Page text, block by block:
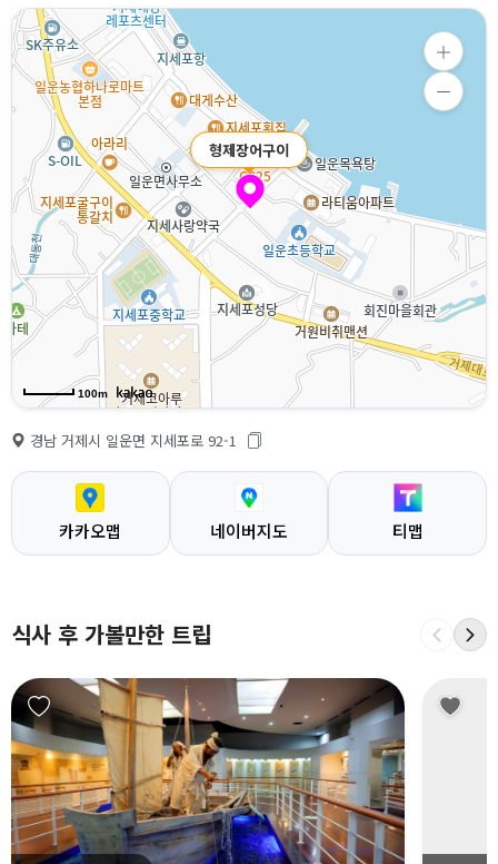
형제장어구이
100m
경남 거제시 일운면 지세포로 92-1
카카오맵 네이버지도 티맵
식사 후 가볼만한 트립